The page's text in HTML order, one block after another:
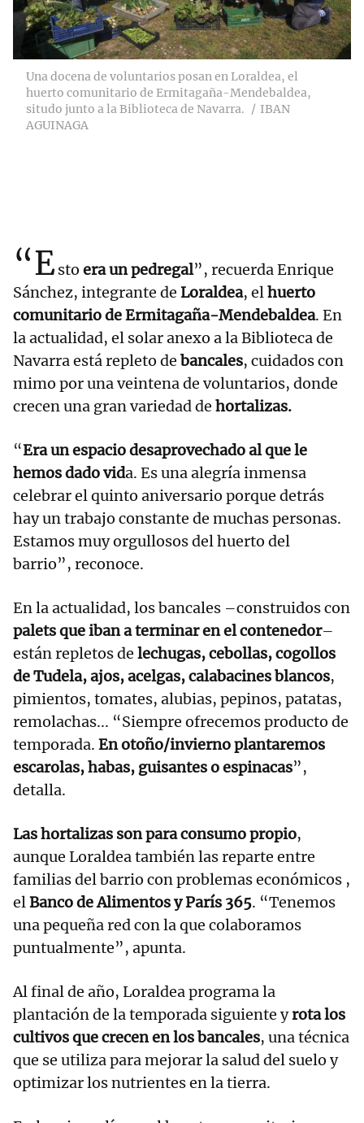
Una docena de voluntarios posan en Loraldea, el
huerto comunitario de Ermitagaña-Mendebaldea,
situdo junto a la Biblioteca de Navarra.
IBAN
AGUINAGA
“Esto era un pedregal”, recuerda Enrique
Sánchez, integrante de Loraldea, elhuerto
comunitario de Ermitagaña-Mendebaldea. En
la actualidad, el solar anexo a la Biblioteca de
Navarra está repleto de bancales, cuidados con
mimo por una veintena de voluntarios, donde
crecen una gran variedad de hortalizas.
“Era un espacio desaprovechado al que le
hemos dado vida. Es una alegría inmensa
celebrar el quinto aniversario porque detrás
hay un trabajo constante de muchas personas.
Estamos muy orgullosos del huerto del
barrio”, reconoce.
En la actualidad, los bancales –construidos con
palets que iban a terminar en el contenedor–
están repletos de lechugas, cebollas, cogollos
de Tudela, ajos, acelgas, calabacines blancos,
pimientos, tomates, alubias, pepinos, patatas,
remolachas... “Siempre ofrecemos producto de
temporada. En otoño/invierno plantaremos
escarolas, habas, guisantes o espinacas”,
detalla.
Las hortalizas son para consumo propio,
aunque Loraldea también las reparte entre
familias del barrio con problemas económicos ,
elBanco de Alimentos y París 365. “Tenemos
una pequeña red con la que colaboramos
puntualmente”, apunta.
Al final de año, Loraldea programa la
plantación de la temporada siguiente yrota los
cultivos que crecen en los bancales, una técnica
que se utiliza para mejorar la salud del suelo y
optimizar los nutrientes en la tierra.